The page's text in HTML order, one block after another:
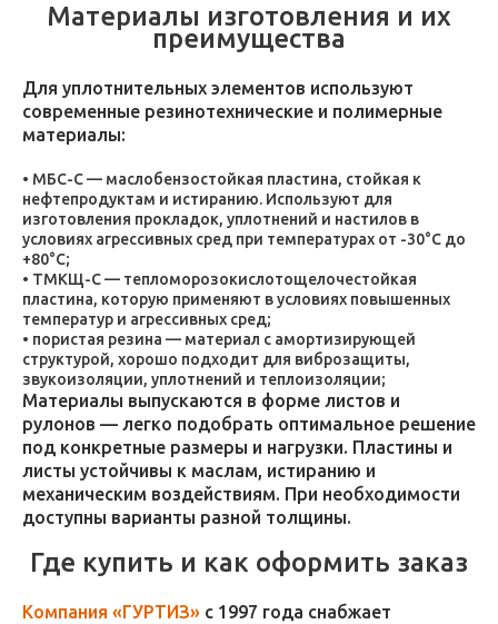
Материалы изготовления и их
преимущества
Для уплотнительных элементов используют
современные резинотехнические и полимерные
материалы:
МБС-С — маслобензостойкая пластина, стойкая к
нефтепродуктам и истиранию. Используют для
изготовления прокладок, уплотнений и настилов в
условиях агрессивных сред при температурах от -30°C до
+80°C;
ТМКЩ-С — тепломорозокислотощелочестойкая
пластина, которую применяют в условиях повышенных
температур и агрессивных сред;
пористая резина — материал с амортизирующей
структурой, хорошо подходит для виброзащиты,
звукоизоляции, уплотнений и теплоизоляции;
Материалы выпускаются в форме листов и
рулонов — легко подобрать оптимальное решение
под конкретные размеры и нагрузки. Пластины и
листы устойчивы к маслам, истиранию и
механическим воздействиям. При необходимости
доступны варианты разной толщины.
Где купить и как оформить заказ
Компания «ГУРТИЗ» с 1997 года снабжает